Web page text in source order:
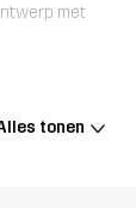
met
tonen